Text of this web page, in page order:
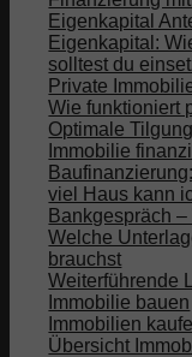
Eigenkapital
Eigenkapital:
solltest du
Private
Wie funktioniert
Optimale Tilgung
Immobilie
viel Haus kann
Bankgespräch
Welche
brauchst
Weiterführende
Immobilie bauen
Immobilien
Übersicht